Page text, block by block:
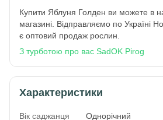
Купити Яблуня Голден ви можете в
магазині. Відправляємо по Україні
є оптовий продаж рослин.
З турботою про вас SadOK Pirog
Характеристики
Вік саджанця
Однорічний